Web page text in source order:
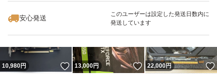
安心発送
このユーザーは設定した発送日数内に
発送しています
10,980円 いいね！
13,000円 いいね！
22,000円